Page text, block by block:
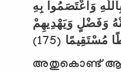
وَاعْتَصَمُوا بِهِ
وَفَضْلٍ وَيَهْدِيهِمْ
مُسْتَقِيمًا (175)
അതുകൊണ്ട്